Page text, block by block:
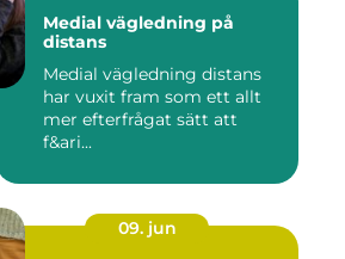
Medial vägledning på
distans
Medial vägledning distans
har vuxit fram som ett allt
mer efterfrågat sätt att
f&ari...
09. jun